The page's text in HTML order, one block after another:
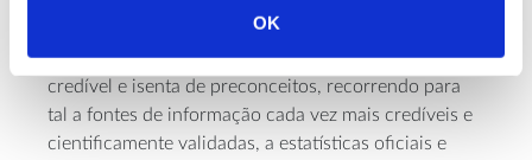
OK
Parece-me, pois, fundamental que a sociedade civil
seja cada vez mais bem informada, de forma factual,
credível e isenta de preconceitos, recorrendo para
tal a fontes de informação cada vez mais credíveis e
cientificamente validadas, a estatísticas oficiais e